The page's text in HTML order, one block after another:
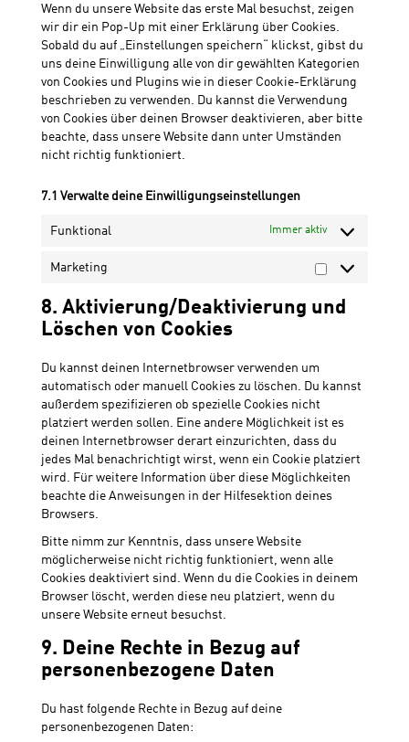
Wenn du unsere Website das erste Mal besuchst, zeigen
wir dir ein Pop-Up mit einer Erklärung über Cookies.
Sobald du auf „Einstellungen speichern“ klickst, gibst du
uns deine Einwilligung alle von dir gewählten Kategorien
von Cookies und Plugins wie in dieser Cookie-Erklärung
beschrieben zu verwenden. Du kannst die Verwendung
von Cookies über deinen Browser deaktivieren, aber bitte
beachte, dass unsere Website dann unter Umständen
nicht richtig funktioniert.
7.1 Verwalte deine Einwilligungseinstellungen
Funktional Immer aktiv
Marketing Marketing
8. Aktivierung/Deaktivierung und
Löschen von Cookies
Du kannst deinen Internetbrowser verwenden um
automatisch oder manuell Cookies zu löschen. Du kannst
außerdem spezifizieren ob spezielle Cookies nicht
platziert werden sollen. Eine andere Möglichkeit ist es
deinen Internetbrowser derart einzurichten, dass du
jedes Mal benachrichtigt wirst, wenn ein Cookie platziert
wird. Für weitere Information über diese Möglichkeiten
beachte die Anweisungen in der Hilfesektion deines
Browsers.
Bitte nimm zur Kenntnis, dass unsere Website
möglicherweise nicht richtig funktioniert, wenn alle
Cookies deaktiviert sind. Wenn du die Cookies in deinem
Browser löscht, werden diese neu platziert, wenn du
unsere Website erneut besuchst.
9. Deine Rechte in Bezug auf
personenbezogene Daten
Du hast folgende Rechte in Bezug auf deine
personenbezogenen Daten: